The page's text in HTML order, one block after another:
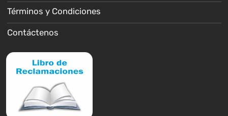
Términos y Condiciones
Contáctenos